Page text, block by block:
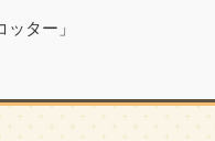
ター」